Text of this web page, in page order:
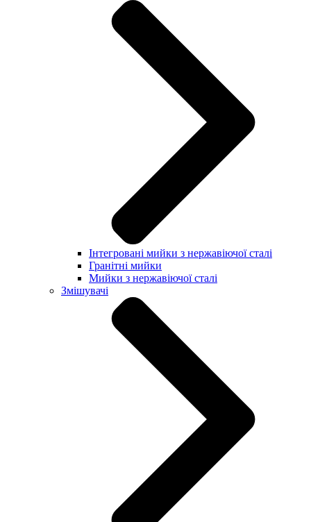
Інтегровані мийки з нержавіючої сталі
Гранітні мийки
Мийки з нержавіючої сталі
Змішувачі